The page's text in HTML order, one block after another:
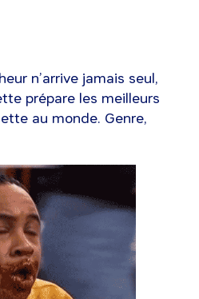
n’arrive jamais seul,
prépare les meilleurs
au monde. Genre,